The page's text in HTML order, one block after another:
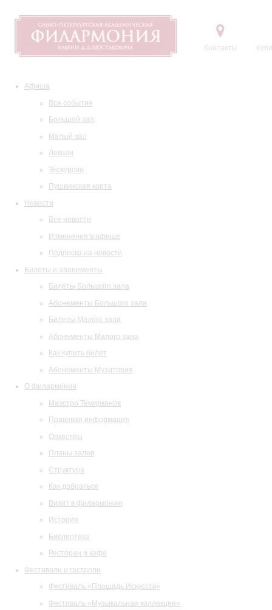
Контакты
Афиша
Все события
Большой зал
Малый зал
Лекции
Экскурсии
Пушкинская карта
Новости
Все новости
Изменения в афише
Подписка на новости
Билеты и абонементы
Билеты Большого зала
Абонементы Большого зала
Билеты Малого зала
Абонементы Малого зала
Как купить билет
Абонементы Музитория
О филармонии
Маэстро Темирканов
Правовая информация
Оркестры
Планы залов
Структура
Как добраться
Визит в филармонию
История
Библиотека
Ресторан и кафе
Фестивали и гастроли
Фестиваль «Площадь Искусств»
Фестиваль «Музыкальная коллекция»